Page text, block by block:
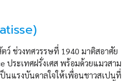
ว์ ช่วงทศวรรษที่ 1940 มาติสอาศัย
ประเทศฝรั่งเศส พร้อมด้วยแมวสาม
นแรงบันดาลใจให้เพื่อนชาวสเปนที่